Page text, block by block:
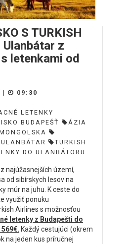
S TURKISH
Ulanbátar z
letenkami od
|
09:30
LETENKY
BUDAPEŠŤ
ÁZIA
ULANBÁTAR
TURKISH
DO ULANBÁTORU
najúžasnejších území,
od sibírskych lesov na
múr na juhu. K ceste do
využiť ponuku
Airlines s možnosťou
letenky z Budapešti do
Každý cestujúci (okrem
na jeden kus príručnej